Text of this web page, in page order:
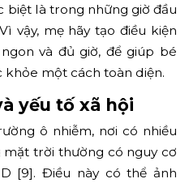
biệt là trong những giờ đầu
vậy, mẹ hãy tạo điều kiện
và đủ giờ, để giúp bé
khỏe một cách toàn diện.
yếu tố xã hội
ô nhiễm, nơi có nhiều
mặt trời thường có nguy cơ
[9]. Điều này có thể ảnh